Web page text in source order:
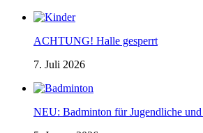
ACHTUNG! Halle gesperrt
7. Juli 2026
NEU: Badminton für Jugendliche und